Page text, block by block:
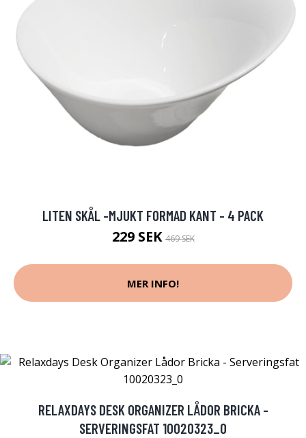
LITEN SKÅL -MJUKT FORMAD KANT - 4 PACK
229 SEK469 SEK
MER INFO!
RELAXDAYS DESK ORGANIZER LÅDOR BRICKA -
SERVERINGSFAT 10020323_0